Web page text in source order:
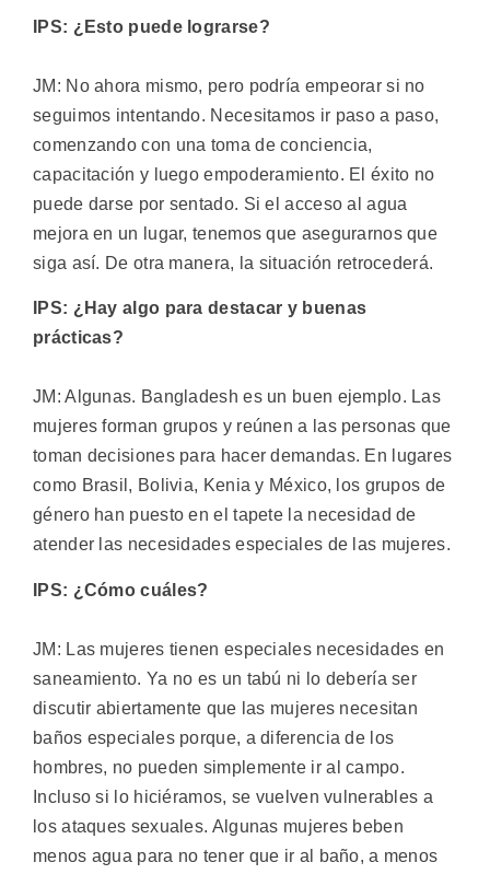
IPS: ¿Esto puede lograrse?
JM: No ahora mismo, pero podría empeorar si no
seguimos intentando. Necesitamos ir paso a paso,
comenzando con una toma de conciencia,
capacitación y luego empoderamiento. El éxito no
puede darse por sentado. Si el acceso al agua
mejora en un lugar, tenemos que asegurarnos que
siga así. De otra manera, la situación retrocederá.
IPS: ¿Hay algo para destacar y buenas
prácticas?
JM: Algunas. Bangladesh es un buen ejemplo. Las
mujeres forman grupos y reúnen a las personas que
toman decisiones para hacer demandas. En lugares
como Brasil, Bolivia, Kenia y México, los grupos de
género han puesto en el tapete la necesidad de
atender las necesidades especiales de las mujeres.
IPS: ¿Cómo cuáles?
JM: Las mujeres tienen especiales necesidades en
saneamiento. Ya no es un tabú ni lo debería ser
discutir abiertamente que las mujeres necesitan
baños especiales porque, a diferencia de los
hombres, no pueden simplemente ir al campo.
Incluso si lo hiciéramos, se vuelven vulnerables a
los ataques sexuales. Algunas mujeres beben
menos agua para no tener que ir al baño, a menos